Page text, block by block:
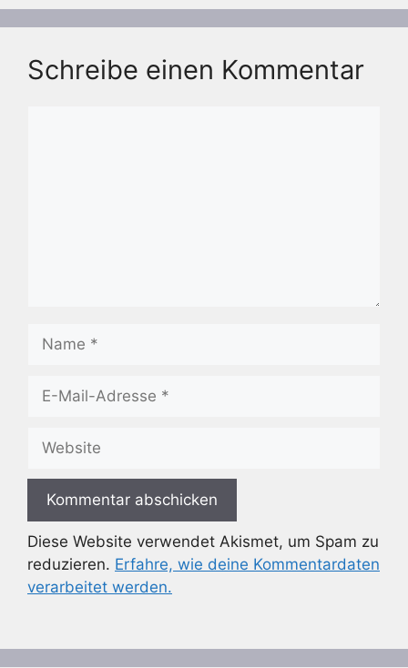
Schreibe einen Kommentar
Mail-
Diese Website verwendet Akismet, um Spam zu
reduzieren. Erfahre, wie deine Kommentardaten
verarbeitet werden.